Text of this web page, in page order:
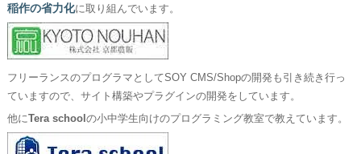
稲作の省力化に取り組んでいます。
フリーランスのプログラマとしてSOY CMS/Shopの開発も引き続き行っ
ていますので、サイト構築やプラグインの開発をしています。
他にTera school の小中学生向けのプログラミング教室で教えています。